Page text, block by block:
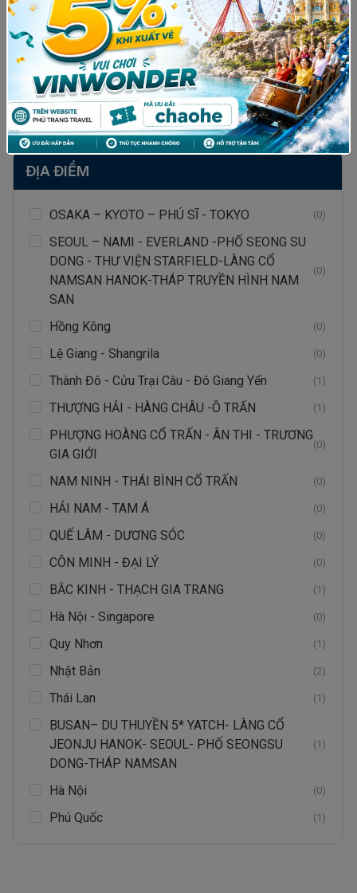
DANH MỤC TOUR
Tour Trong Nước (4)
Tour Nước Ngoài (8)
ĐỊA ĐIỂM
OSAKA – KYOTO – PHÚ SĨ - TOKYO (0)
SEOUL – NAMI - EVERLAND -PHỐ SEONG SU
DONG - THƯ VIỆN STARFIELD-LÀNG CỔ
NAMSAN HANOK-THÁP TRUYỀN HÌNH NAM
SAN
(0)
Hồng Kông (0)
Lệ Giang - Shangrila (0)
Thành Đô - Cửu Trại Câu - Đô Giang Yển (1)
THƯỢNG HẢI - HÀNG CHÂU -Ô TRẤN (1)
PHƯỢNG HOÀNG CỔ TRẤN - ÂN THI - TRƯƠNG
GIA GIỚI
(0)
NAM NINH - THÁI BÌNH CỔ TRẤN (0)
HẢI NAM - TAM Á (0)
QUẾ LÂM - DƯƠNG SÓC (0)
CÔN MINH - ĐẠI LÝ (0)
BẮC KINH - THẠCH GIA TRANG (1)
Hà Nội - Singapore (0)
Quy Nhơn (1)
Nhật Bản (2)
Thái Lan (1)
BUSAN– DU THUYỀN 5* YATCH- LÀNG CỔ
JEONJU HANOK- SEOUL- PHỐ SEONGSU
DONG-THÁP NAMSAN
(1)
Hà Nội (0)
Phú Quốc (1)